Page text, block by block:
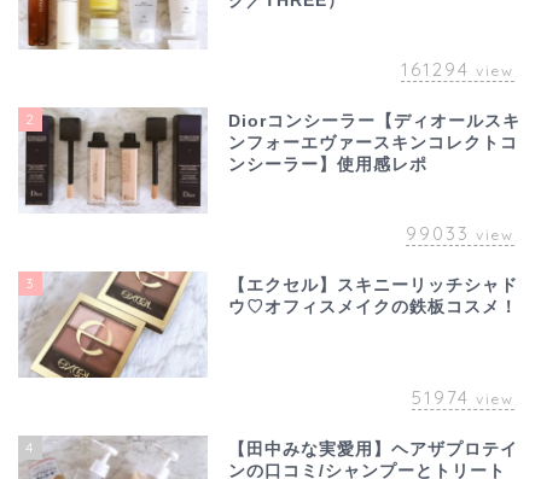
161294 view
2
Diorコンシーラー【ディオールスキ
ンフォーエヴァースキンコレクトコ
ンシーラー】使用感レポ
99033 view
3
【エクセル】スキニーリッチシャド
ウ♡オフィスメイクの鉄板コスメ！
51974 view
4
【田中みな実愛用】ヘアザプロテイ
ンの口コミ/シャンプーとトリート